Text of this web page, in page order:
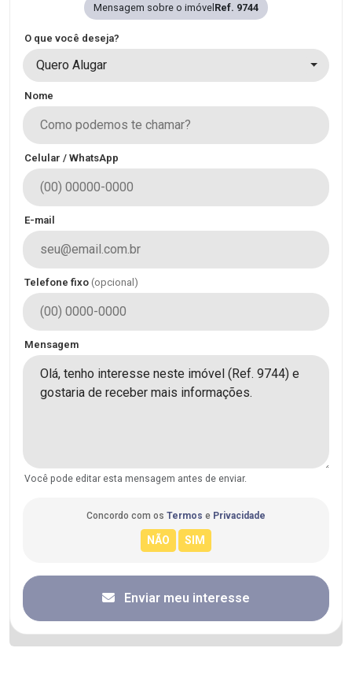
Mensagem sobre o imóvelRef. 9744
O que você deseja?
Quero Alugar
Nome
Celular / WhatsApp
E-mail
Telefone fixo (opcional)
Mensagem
Você pode editar esta mensagem antes de enviar.
Concordo com os Termos e Privacidade
Enviar meu interesse